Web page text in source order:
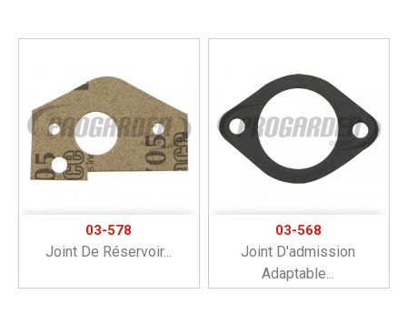
03-578
Joint De Réservoir...
03-568
Joint D'admission
Adaptable...